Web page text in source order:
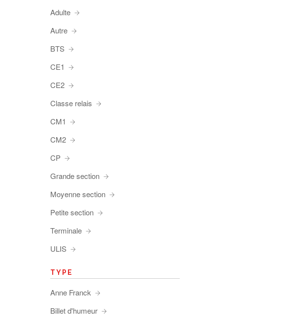
Adulte
Autre
BTS
CE1
CE2
Classe relais
CM1
CM2
CP
Grande section
Moyenne section
Petite section
Terminale
ULIS
TYPE
Anne Franck
Billet d'humeur